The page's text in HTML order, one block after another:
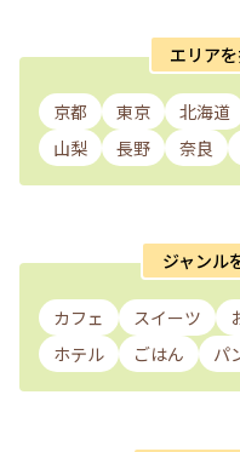
エリア
京都 東京 北海道
山梨
長野 奈良
ジャンル
カフェ スイーツ
ホテル
ごはん パ